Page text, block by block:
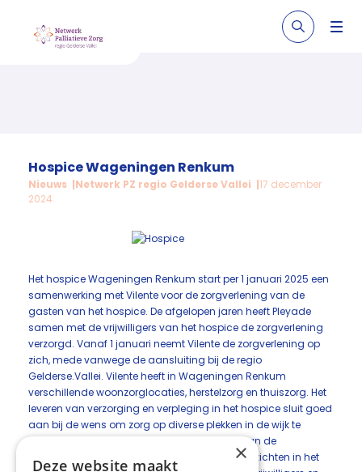
Hospice Wageningen Renkum
Nieuws Netwerk PZ regio Gelderse Vallei
17 december
2024
Het hospice Wageningen Renkum start per 1 januari 2025 een
samenwerking met Vilente voor de zorgverlening van de
gasten van het hospice. De afgelopen jaren heeft Pleyade
samen met de vrijwilligers van het hospice de zorgverlening
verzorgd. Vanaf 1 januari neemt Vilente de zorgverlening op
zich, mede vanwege de aansluiting bij de regio
Gelderse.Vallei. Vilente heeft in Wageningen Renkum
verschillende woonzorglocaties, herstelzorg en thuiszorg. Het
leveren van verzorging en verpleging in het hospice sluit goed
aan bij de wens om zorg op diverse plekken in de wijk te
leveren, passend bij de woon-verblijfsvorm van de
zorgvrager. Er blijven zo veel mogelijk vaste gezichten in het
×
Deze website maakt